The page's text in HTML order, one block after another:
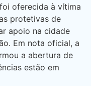
oferecida à vítima
protetivas de
apoio na cidade
Em nota oficial, a
a abertura de
estão em